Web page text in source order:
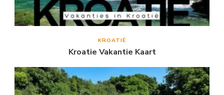
KROATIË
Kroatie Vakantie Kaart